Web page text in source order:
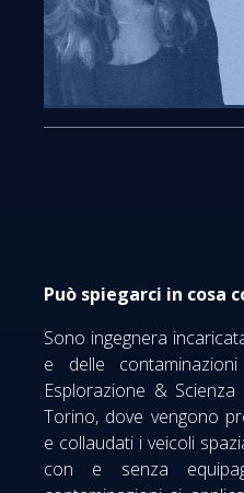
Può spiegarci in cosa
Sono ingegnera
e delle
Esplorazione &
Torino, dove vengono
e collaudati i veicoli
con e senza